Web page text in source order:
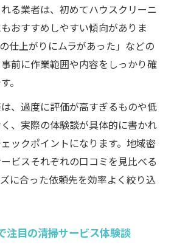
古新田で安心できる業者の選び
で選ぶハウスクリーニングのポ
から分かる信頼できる清掃サー
者の口コミ傾向と比較ポイント
ットを活用した選び方の極意
ーケットでハウスクリーニング
方法
したサービス選定のコツ
古新田で利用できる業者の特徴
る業者は、初めてハウスクリーニ
おすすめしやすい傾向がありま
仕上がりにムラがあった」などの
前に作業範囲や内容をしっかり確
。
、過度に評価が高すぎるものや低
、実際の体験談が具体的に書かれ
ックポイントになります。地域密
ビスそれぞれの口コミを見比べる
に合った依頼先を効率よく絞り込
注目の清掃サービス体験談